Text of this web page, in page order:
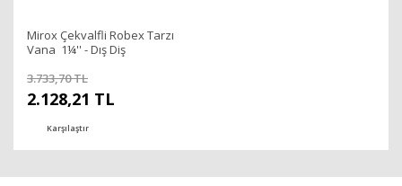
Mirox Çekvalfli Robex Tarzı
Vana 1¼'' - Dış Diş
3.733,70 TL
2.128,21 TL
Karşılaştır